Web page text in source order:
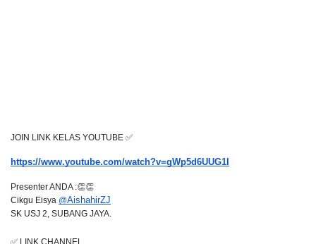
JOIN LINK KELAS YOUTUBE ✅
https://www.youtube.com/watch?v=gWp5d6UUG1I
Presenter ANDA :👏👏
Cikgu Eisya @AishahirZJ
SK USJ 2, SUBANG JAYA.
✅ LINK CHANNEL